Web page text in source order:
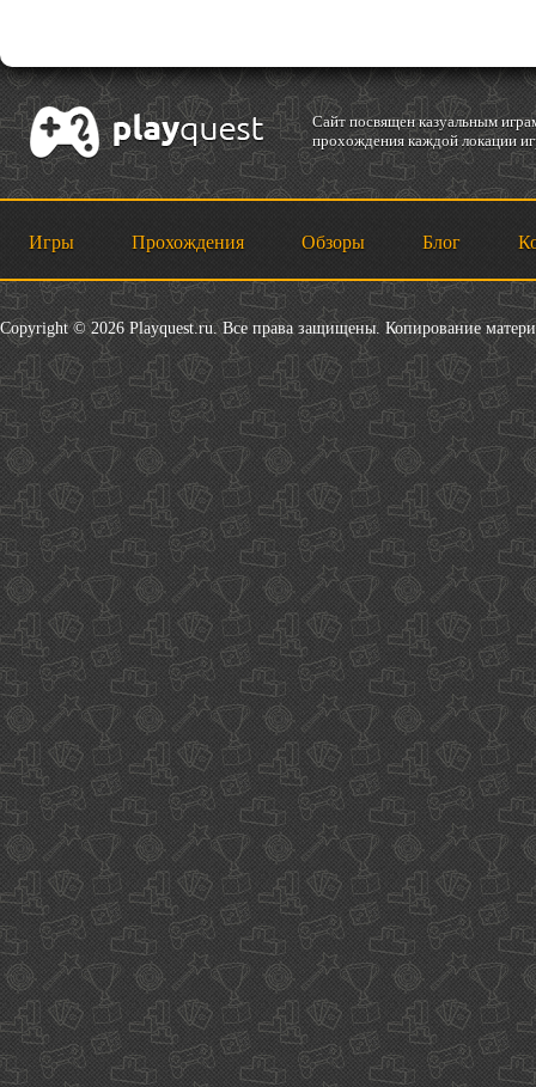
Cайт посвящен казуальным
прохождения каждой локации
Игры Прохождения Обзоры Блог
Copyright © 2026 Playquest.ru. Все права защищены. Копирование